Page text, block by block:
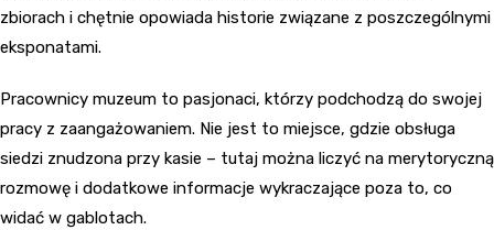
zbiorach i chętnie opowiada historie związane z poszczególnymi
eksponatami.
Pracownicy muzeum to pasjonaci, którzy podchodzą do swojej
pracy z zaangażowaniem. Nie jest to miejsce, gdzie obsługa
siedzi znudzona przy kasie – tutaj można liczyć na merytoryczną
rozmowę i dodatkowe informacje wykraczające poza to, co
widać w gablotach.